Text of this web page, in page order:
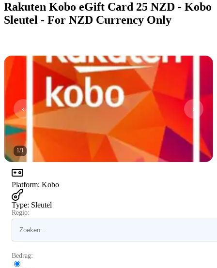
Rakuten Kobo eGift Card 25 NZD - Kobo
Sleutel - For NZD Currency Only
1/1
Platform: Kobo
Type: Sleutel
Regio:
Bedrag: